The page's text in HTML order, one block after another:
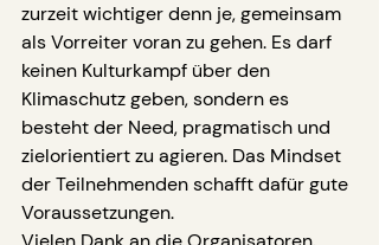
zurzeit wichtiger denn je, gemeinsam
als Vorreiter voran zu gehen. Es darf
keinen Kulturkampf über den
Klimaschutz geben, sondern es
besteht der Need, pragmatisch und
zielorientiert zu agieren. Das Mindset
der Teilnehmenden schafft dafür gute
Voraussetzungen.